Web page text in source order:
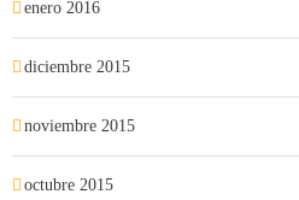
enero 2016
diciembre 2015
noviembre 2015
octubre 2015